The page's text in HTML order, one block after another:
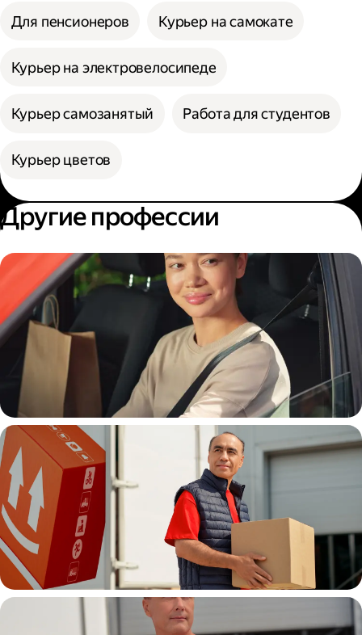
Для пенсионеров Курьер на самокате
Курьер на электровелосипеде
Курьер самозанятый Работа для студентов
Курьер цветов
Другие профессии
Автокурьер
Водитель грузовой машины